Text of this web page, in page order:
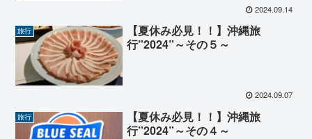
2024.09.14
旅行
【夏休み必見！！】沖縄旅
行”2024”～その５～
2024.09.07
旅行
【夏休み必見！！】沖縄旅
行”2024”～その４～